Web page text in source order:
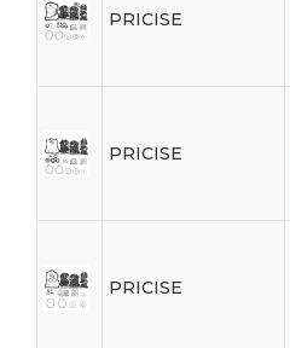
PRICISE
PRICISE
PRICISE